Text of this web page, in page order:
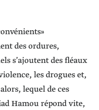
des ordures,
s’ajoutent des fléaux
les drogues et,
lequel de ces
Hamou répond vite,